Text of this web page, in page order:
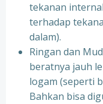
tekanan
terhadap
dalam).
Ringan dan
beratnya jauh
logam (seperti
Bahkan bisa